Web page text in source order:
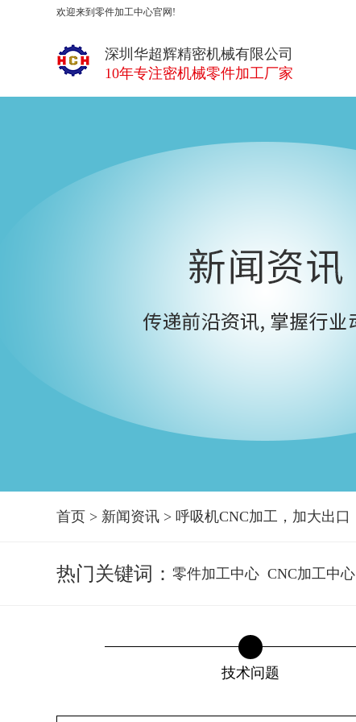
欢迎来到零件加工中心官网!
深圳华超辉精密机械有限公司
10年专注密机械零件加工厂家
首页 > 新闻资讯 >呼吸机CNC加工，加大出口
热门关键词： 零件加工中心 CNC加工中心
技术问题